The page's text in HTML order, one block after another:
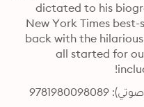
dictated to his biographer and best friend, Charles
all started for